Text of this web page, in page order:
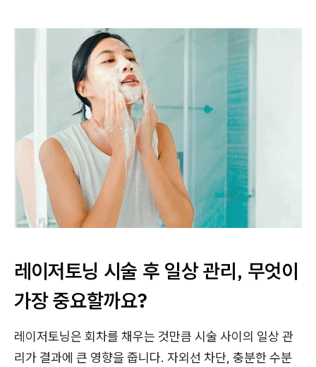
레이저토닝 시술 후 일상 관리, 무엇이
가장 중요할까요?
레이저토닝은 회차를 채우는 것만큼 시술 사이의 일상 관
리가 결과에 큰 영향을 줍니다. 자외선 차단, 충분한 수분